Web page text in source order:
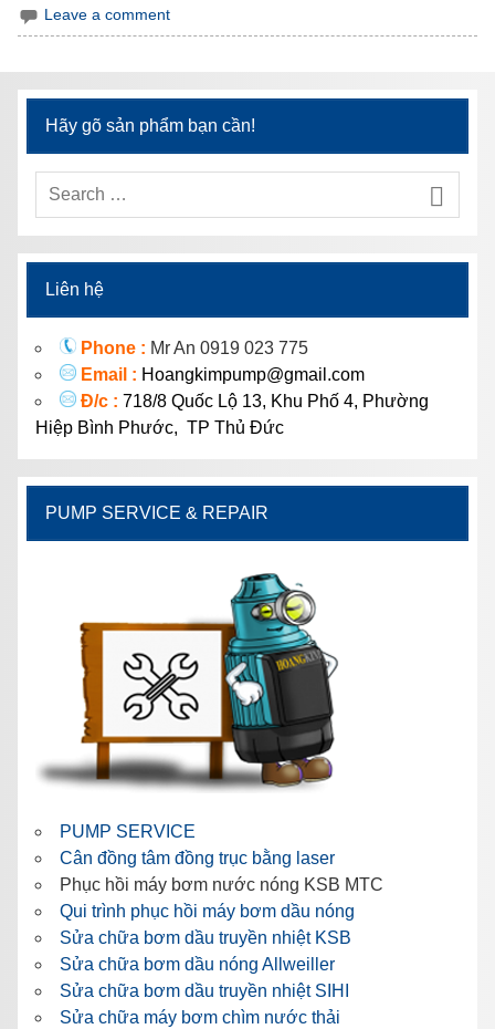
Leave a comment
Hãy gõ sản phẩm bạn cần!
Liên hệ
Phone : Mr An 0919 023 775
Email : Hoangkimpump@gmail.com
Đ/c : 718/8 Quốc Lộ 13, Khu Phố 4, Phường
Hiệp Bình Phước, TP Thủ Đức
PUMP SERVICE & REPAIR
PUMP SERVICE
Cân đồng tâm đồng trục bằng laser
Phục hồi máy bơm nước nóng KSB MTC
Qui trình phục hồi máy bơm dầu nóng
Sửa chữa bơm dầu truyền nhiệt KSB
Sửa chữa bơm dầu nóng Allweiller
Sửa chữa bơm dầu truyền nhiệt SIHI
Sửa chữa máy bơm chìm nước thải